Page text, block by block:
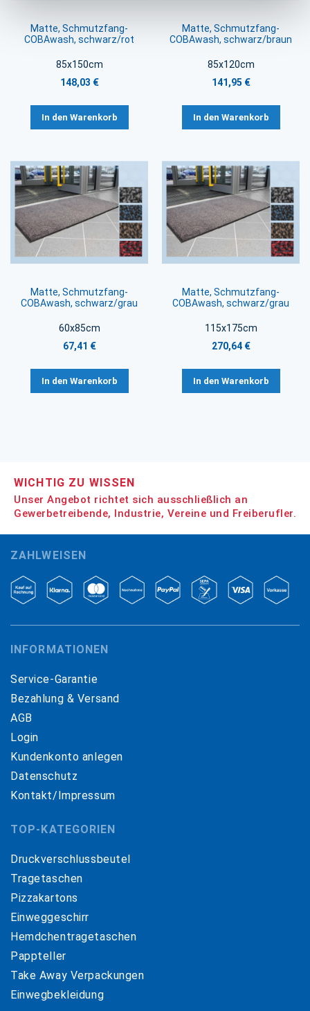
Matte, Schmutzfang-
COBAwash, schwarz/rot
85x150cm
148,03 €
In den Warenkorb
Matte, Schmutzfang-
COBAwash, schwarz/braun
85x120cm
141,95 €
In den Warenkorb
Matte, Schmutzfang-
COBAwash, schwarz/grau
60x85cm
67,41 €
In den Warenkorb
Matte, Schmutzfang-
COBAwash, schwarz/grau
115x175cm
270,64 €
In den Warenkorb
WICHTIG ZU WISSEN
Unser Angebot richtet sich ausschließlich an
Gewerbetreibende, Industrie, Vereine und Freiberufler.
ZAHLWEISEN
INFORMATIONEN
Service-Garantie
Bezahlung & Versand
AGB
Login
Kundenkonto anlegen
Datenschutz
Kontakt/Impressum
TOP-KATEGORIEN
Druckverschlussbeutel
Tragetaschen
Pizzakartons
Einweggeschirr
Hemdchentragetaschen
Pappteller
Take Away Verpackungen
Einwegbekleidung